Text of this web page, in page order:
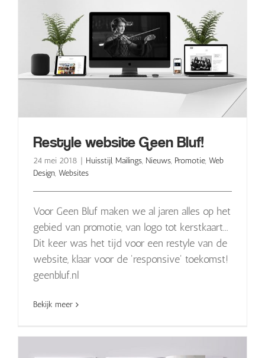
Restyle website Geen Bluf!
24 mei 2018 | Huisstijl, Mailings, Nieuws, Promotie, Web
Design, Websites
Voor Geen Bluf maken we al jaren alles op het
gebied van promotie, van logo tot kerstkaart...
Dit keer was het tijd voor een restyle van de
website, klaar voor de 'responsive' toekomst!
geenbluf.nl
Bekijk meer